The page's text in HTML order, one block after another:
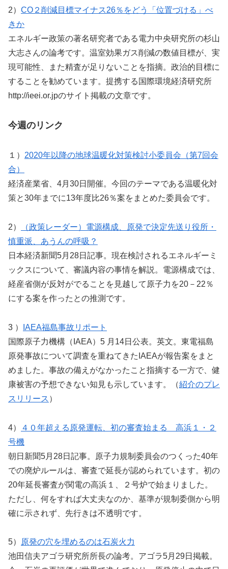
2） CO２削減目標マイナス26％をどう「位置づける」べ
きか
エネルギー政策の著名研究者である電力中央研究所の杉山
大志さんの論考です。温室効果ガス削減の数値目標が、実
現可能性、また精査が足りないことを指摘。政治的目標に
することを勧めています。提携する国際環境経済研究所
http://ieei.or.jpのサイト掲載の文章です。
今週のリンク
１） 2020年以降の地球温暖化対策検討小委員会（第7回会
合）
経済産業省、4月30日開催。今回のテーマである温暖化対
策と30年までに13年度比26％案をまとめた委員会です。
2）
（政策レーダー）電源構成、原発で決定先送り役所・
慎重派、あうんの呼吸？
日本経済新聞5月28日記事。現在検討されるエネルギーミ
ックスについて、審議内容の事情を解説。電源構成では、
経産省側が反対がでることを見越して原子力を20－22％
にする案を作ったとの推測です。
3 ）
IAEA福島事故リポート
国際原子力機構（IAEA）5 月14日公表。英文。東電福島
原発事故について調査を重ねてきたIAEAが報告案をまと
めました。事故の備えがなかったこと指摘する一方で、健
康被害の予想できない知見も示しています。（紹介のプレ
スリリース ）
4）
４０年超える原発運転、初の審査始まる 高浜１・２
号機
朝日新聞5月28日記事。原子力規制委員会のつくった40年
での廃炉ルールは、審査で延長が認められています。初の
20年延長審査が関電の高浜１、２号炉で始まりました。
ただし、何をすれば大丈夫なのか、基準が規制委側から明
確に示されず、先行きは不透明です。
5） 原発の穴を埋めるのは石炭火力
池田信夫アゴラ研究所所長の論考。アゴラ5月29日掲載。